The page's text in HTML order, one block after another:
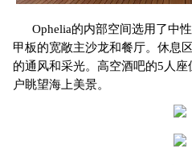
Ophelia的内部空间选用了中
甲板的宽敞主沙龙和餐厅。休息
的通风和采光。高空酒吧的5人
户眺望海上美景。